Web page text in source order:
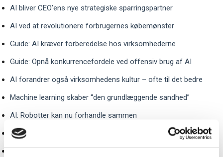
AI bliver CEO’ens nye strategiske sparringspartner
AI ved at revolutionere forbrugernes købemønster
Guide: AI kræver forberedelse hos virksomhederne
Guide: Opnå konkurrencefordele ved offensiv brug af AI
AI forandrer også virksomhedens kultur – ofte til det bedre
Machine learning skaber “den grundlæggende sandhed”
AI: Robotter kan nu forhandle sammen
Guide: Kom AI-regulering i forkøbet